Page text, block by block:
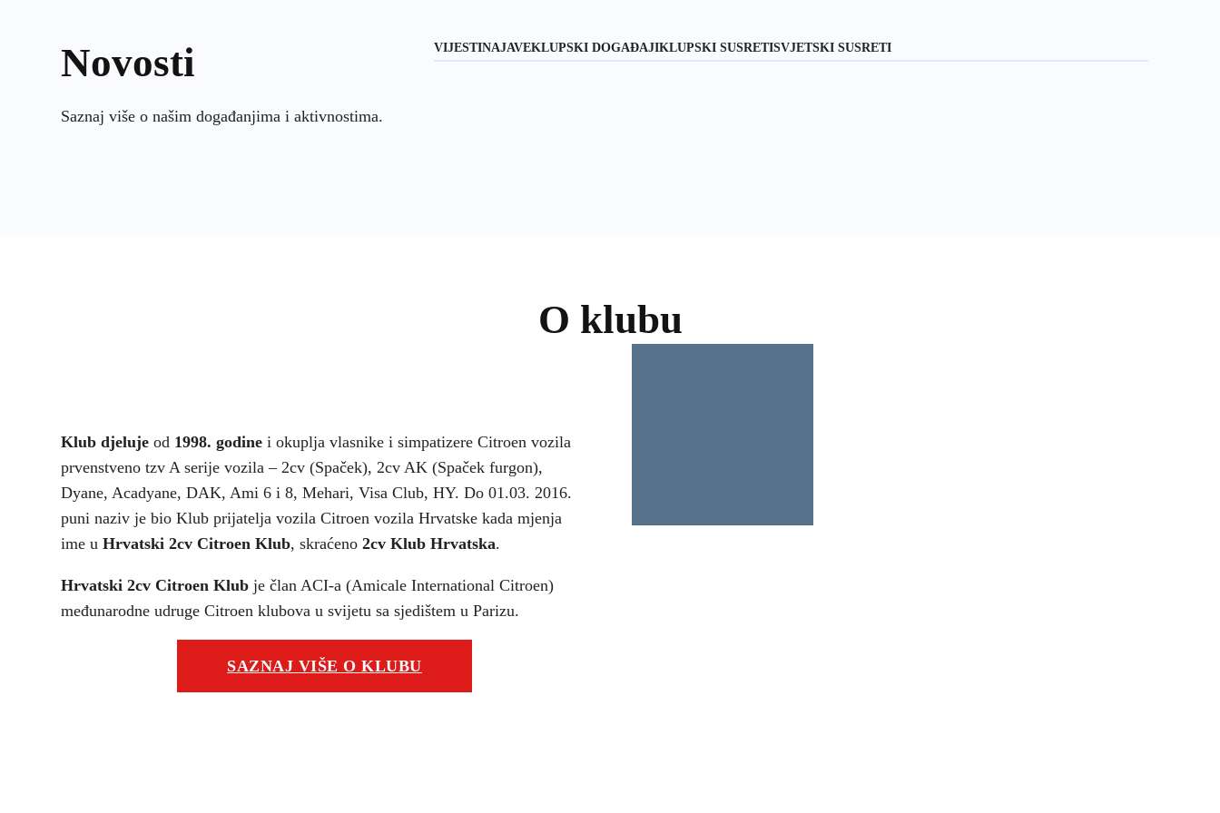
Novosti
Saznaj više o našim događanjima i aktivnostima.
VIJESTINAJAVEKLUPSKI DOGAĐAJIKLUPSKI SUSRETISVJETSKI SUSRETI
O klubu
Klub djeluje od 1998. godine i okuplja vlasnike i simpatizere Citroen vozila
prvenstveno tzv A serije vozila – 2cv (Spaček), 2cv AK (Spaček furgon),
Dyane, Acadyane, DAK, Ami 6 i 8, Mehari, Visa Club, HY. Do 01.03. 2016.
puni naziv je bio Klub prijatelja vozila Citroen vozila Hrvatske kada mjenja
ime uHrvatski 2cv Citroen Klub, skraćeno2cv Klub Hrvatska.
Hrvatski 2cv Citroen Klub je član ACI-a (Amicale International Citroen)
međunarodne udruge Citroen klubova u svijetu sa sjedištem u Parizu.
SAZNAJ VIŠE O KLUBU